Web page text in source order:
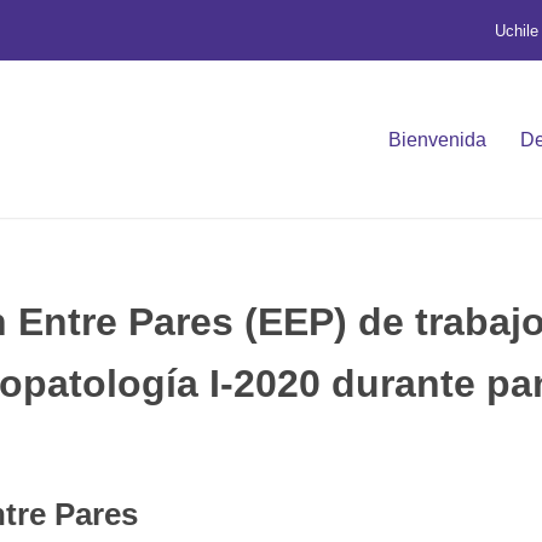
Uchile
Bienvenida
Entre Pares (EEP) de
I-2020 durante
Pares